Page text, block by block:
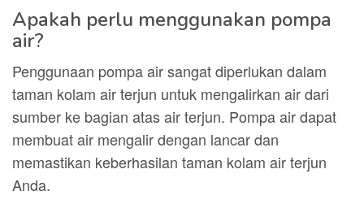
Apakah perlu menggunakan pompa
air?
Penggunaan pompa air sangat diperlukan dalam
taman kolam air terjun untuk mengalirkan air dari
sumber ke bagian atas air terjun. Pompa air dapat
membuat air mengalir dengan lancar dan
memastikan keberhasilan taman kolam air terjun
Anda.